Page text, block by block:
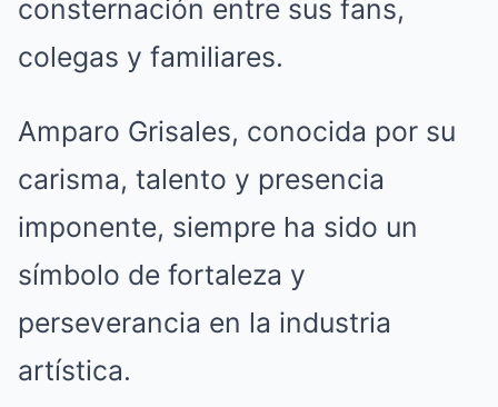
consternación entre sus fans,
colegas y familiares.
Amparo Grisales, conocida por su
carisma, talento y presencia
imponente, siempre ha sido un
símbolo de fortaleza y
perseverancia en la industria
artística.